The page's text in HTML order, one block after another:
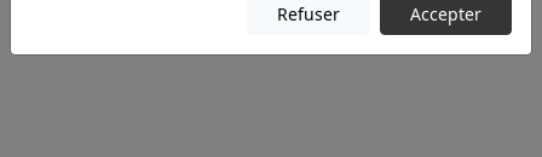
Refuser Accepter